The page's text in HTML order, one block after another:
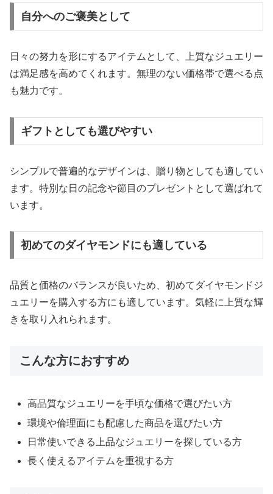
自分へのご褒美として
日々の努力を形にするアイテムとして、上質なジュエリー
は満足感を高めてくれます。無理のない価格帯で選べる点
も魅力です。
ギフトとしても選びやすい
シンプルで普遍的なデザインは、贈り物としても適してい
ます。特別な日の記念や節目のプレゼントとして選ばれて
います。
初めてのダイヤモンドにも適している
品質と価格のバランスが良いため、初めてダイヤモンドジ
ュエリーを購入する方にも適しています。気軽に上質な輝
きを取り入れられます。
こんな方におすすめ
高品質なジュエリーを手頃な価格で選びたい方
環境や倫理面にも配慮した商品を選びたい方
日常使いできる上品なジュエリーを探している方
長く使えるアイテムを重視する方